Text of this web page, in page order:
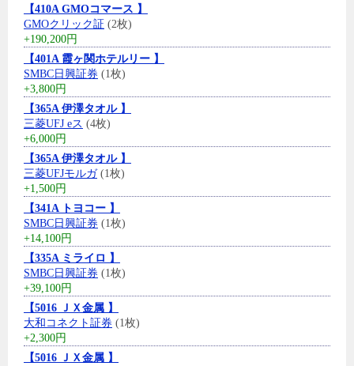
【410A GMOコマース 】
GMOクリック証 (2枚)
+190,200円
【401A 霞ヶ関ホテルリー 】
SMBC日興証券 (1枚)
+3,800円
【365A 伊澤タオル 】
三菱UFJ eス (4枚)
+6,000円
【365A 伊澤タオル 】
三菱UFJモルガ(1枚)
+1,500円
【341A トヨコー 】
SMBC日興証券 (1枚)
+14,100円
【335A ミライロ 】
SMBC日興証券 (1枚)
+39,100円
【5016 ＪＸ金属 】
大和コネクト証券 (1枚)
+2,300円
【5016 ＪＸ金属 】